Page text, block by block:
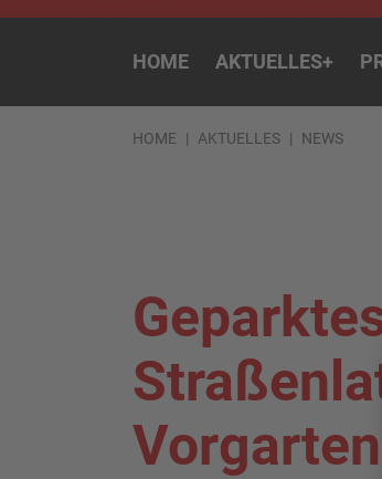
HOME AKTUELLES+
HOME AKTUELLES NEWS
Vorgarten